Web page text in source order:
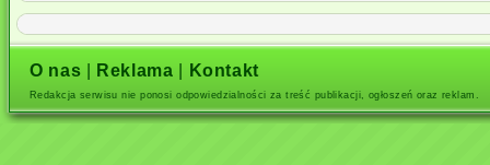
O nas Reklama Kontakt
Redakcja serwisu nie ponosi odpowiedzialności za treść publikacji, ogłoszeń oraz reklam.